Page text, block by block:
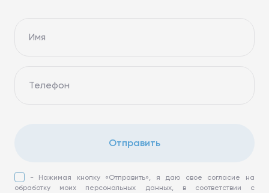
Имя
Телефон
Отправить
- Нажимая кнопку «Отправить», я даю свое согласие на
обработку моих персональных данных, в соответствии с